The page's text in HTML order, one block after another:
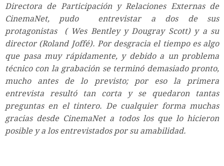
Directora de Participación y Relaciones Externas de
CinemaNet, pudo entrevistar a dos de sus
protagonistas ( Wes Bentley y Dougray Scott) y a su
director (Roland Joffé). Por desgracia el tiempo es algo
que pasa muy rápidamente, y debido a un problema
técnico con la grabación se terminó demasiado pronto,
mucho antes de lo previsto; por eso la primera
entrevista resultó tan corta y se quedaron tantas
preguntas en el tintero. De cualquier forma muchas
gracias desde CinemaNet a todos los que lo hicieron
posible y a los entrevistados por su amabilidad.